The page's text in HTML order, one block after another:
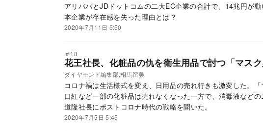
アリババとJDドットコムの二大EC企業の合計で、14兆円が
本企業が存在感を失った理由とは？
2020年7月11日 5:50
＃18
花王社長、化粧品の仇を衛生用品で討つ「マス
ダイヤモンド編集部,相馬留美
コロナ禍は生活様式を変え、日用品の売れ行きも激変した。「
口紅など一部の化粧品は売れなくなった一方で、消毒液など
道隆社長にポストコロナ時代の戦略を聞いた。
2020年7月5日 5:45